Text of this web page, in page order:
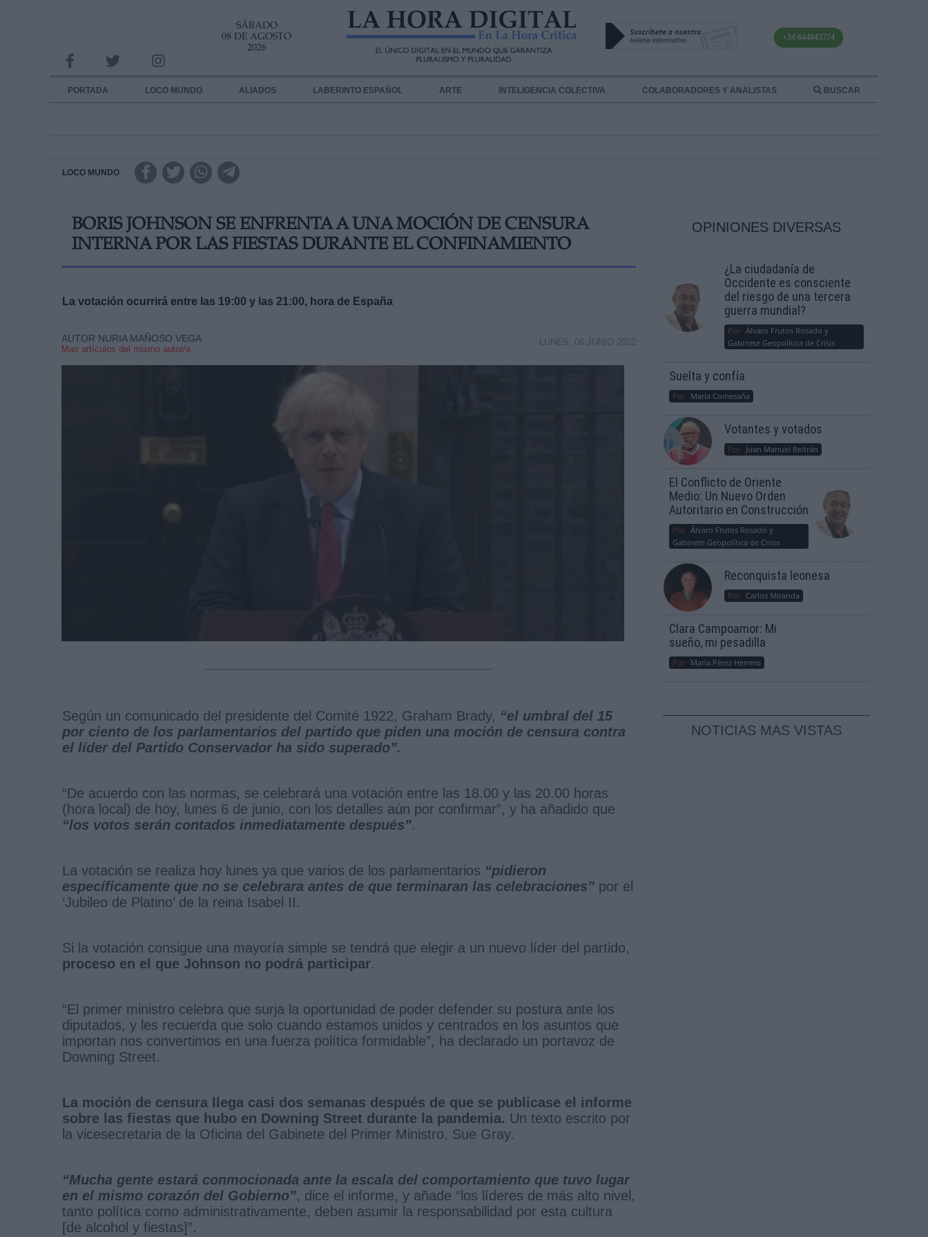
SÁBADO
08 DE AGOSTO
2026
+34 644043774
PORTADA LOCO MUNDO ALIADOS LABERINTO ESPAÑOL ARTE INTELIGENCIA COLECTIVA COLABORADORES Y ANALISTAS BUSCAR
LOCO MUNDO
BORIS JOHNSON SE ENFRENTA A UNA MOCIÓN DE CENSURA
INTERNA POR LAS FIESTAS DURANTE EL CONFINAMIENTO
La votación ocurrirá entre las 19:00 y las 21:00, hora de España
AUTOR NURIA MAÑOSO VEGA
Mas artículos del mismo autor/a
LUNES, 06 JUNIO 2022
Según un comunicado del presidente del Comité 1922, Graham Brady, “el umbral del 15
por ciento de los parlamentarios del partido que piden una moción de censura contra
el líder del Partido Conservador ha sido superado”.
“De acuerdo con las normas, se celebrará una votación entre las 18.00 y las 20.00 horas
(hora local) de hoy, lunes 6 de junio, con los detalles aún por confirmar”, y ha añadido que
“los votos serán contados inmediatamente después”.
La votación se realiza hoy lunes ya que varios de los parlamentarios “pidieron
específicamente que no se celebrara antes de que terminaran las celebraciones” por el
‘Jubileo de Platino’ de la reina Isabel II.
Si la votación consigue una mayoría simple se tendrá que elegir a un nuevo líder del partido,
proceso en el que Johnson no podrá participar.
“El primer ministro celebra que surja la oportunidad de poder defender su postura ante los
diputados, y les recuerda que solo cuando estamos unidos y centrados en los asuntos que
importan nos convertimos en una fuerza política formidable”, ha declarado un portavoz de
Downing Street.
La moción de censura llega casi dos semanas después de que se publicase el informe
sobre las fiestas que hubo en Downing Street durante la pandemia. Un texto escrito por
la vicesecretaria de la Oficina del Gabinete del Primer Ministro, Sue Gray.
“Mucha gente estará conmocionada ante la escala del comportamiento que tuvo lugar
en el mismo corazón del Gobierno”, dice el informe, y añade “los líderes de más alto nivel,
tanto política como administrativamente, deben asumir la responsabilidad por esta cultura
[de alcohol y fiestas]”.
OPINIONES DIVERSAS
¿La ciudadanía de
Occidente es consciente
del riesgo de una tercera
guerra mundial?
Por Álvaro Frutos Rosado y
Gabinete Geopolítica de Crisis
Suelta y confía
Por María Comesaña
Votantes y votados
Por Juan Manuel Beltrán
El Conflicto de Oriente
Medio: Un Nuevo Orden
Autoritario en Construcción
Por Álvaro Frutos Rosado y
Gabinete Geopolítica de Crisis
Reconquista leonesa
Por Carlos Miranda
Clara Campoamor: Mi
sueño, mi pesadilla
Por María Pérez Herrero
NOTICIAS MAS VISTAS
INFORMACION SOBRE LA PROTECCIÓN DE TUS DATOS
Responsable:
Destinatarios:
link
Información adicional
link